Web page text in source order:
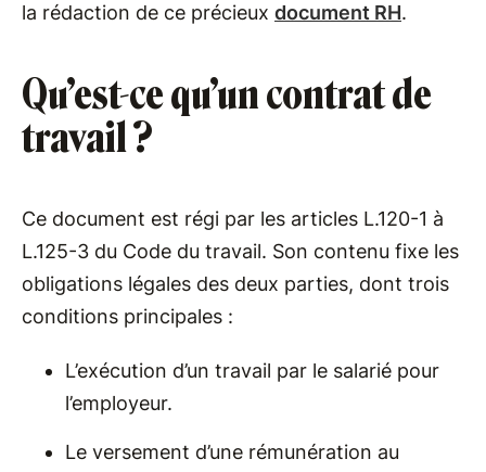
la rédaction de ce précieux document RH.
Qu’est-ce qu’un contrat de
travail ?
Ce document est régi par les articles L.120-1 à
L.125-3 du Code du travail. Son contenu fixe les
obligations légales des deux parties, dont trois
conditions principales :
L’exécution d’un travail par le salarié pour
l’employeur.
Le versement d’une rémunération au